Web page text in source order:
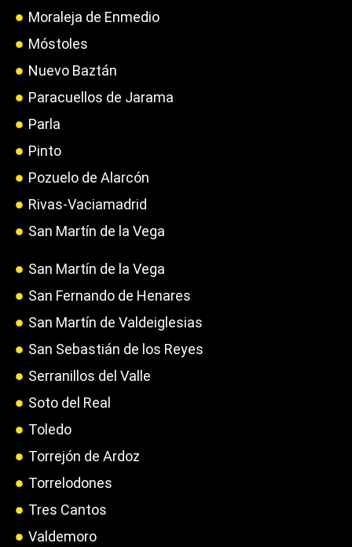
Moraleja de Enmedio
Móstoles
Nuevo Baztán
Paracuellos de Jarama
Parla
Pinto
Pozuelo de Alarcón
Rivas-Vaciamadrid
San Martín de la Vega
San Martín de la Vega
San Fernando de Henares
San Martín de Valdeiglesias
San Sebastián de los Reyes
Serranillos del Valle
Soto del Real
Toledo
Torrejón de Ardoz
Torrelodones
Tres Cantos
Valdemoro